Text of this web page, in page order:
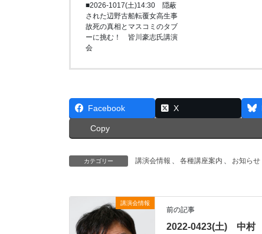
■2026-1017(土)14:30 隠蔽
された辺野古船転覆女高生事
故死の真相とマスコミのタブ
ーに挑む！ 皆川豪志氏講演
会
Facebook X
Copy
カテゴリー 講演会情報 、 各種講座案内 、 お知らせ
講演会情報
前の記事
2022-0423(土) 中村